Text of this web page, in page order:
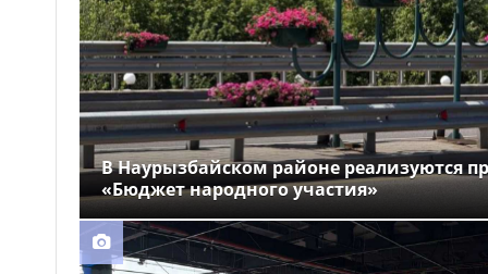
предупредили о перекрытиях
дорог 9 августа
17:42
Прямой эфир в TikTok
закончился штрафом для
жительницы Семея
17:32
Рост цен на социально
значимые продукты в
Казахстане замедлился
почти в четыре раза
В Наурызбайском районе реализуются
«Бюджет народного участия»